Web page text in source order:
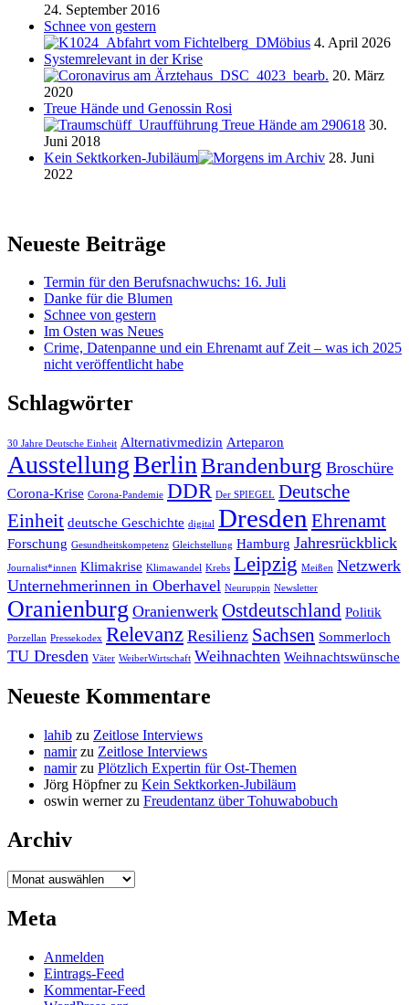
24. September 2016
Schnee von gestern
4. April 2026
Systemrelevant in der Krise
20. März
2020
Treue Hände und Genossin Rosi
30.
Juni 2018
Kein Sektkorken-Jubiläum
28. Juni
2022
Neueste Beiträge
Termin für den Berufsnachwuchs: 16. Juli
Danke für die Blumen
Schnee von gestern
Im Osten was Neues
Crime, Datenpanne und ein Ehrenamt auf Zeit – was ich 2025
nicht veröffentlicht habe
Schlagwörter
30 Jahre Deutsche Einheit Alternativmedizin Arteparon
AusstellungBerlinBrandenburg Broschüre
Corona-Krise Corona-Pandemie DDR Der SPIEGEL Deutsche
Einheit deutsche Geschichte digital Dresden Ehrenamt
Forschung Gesundheitskompetenz Gleichstellung Hamburg Jahresrückblick
Journalist*innen Klimakrise Klimawandel Krebs Leipzig Meißen Netzwerk
Unternehmerinnen in Oberhavel Neuruppin Newsletter
Oranienburg Oranienwerk Ostdeutschland Politik
Porzellan Pressekodex Relevanz Resilienz Sachsen Sommerloch
TU Dresden Väter WeiberWirtschaft Weihnachten Weihnachtswünsche
Neueste Kommentare
lahib zu Zeitlose Interviews
namirzu Zeitlose Interviews
namirzu Plötzlich Expertin für Ost-Themen
Jörg Höpfnerzu Kein Sektkorken-Jubiläum
oswin wernerzu Freudentanz über Tohuwabobuch
Archiv
Archiv
Meta
Anmelden
Eintrags-Feed
Kommentar-Feed